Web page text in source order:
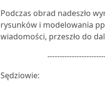
Podczas obrad nadeszło
rysunków i modelowania
wiadomości, przeszło do
Sędziowie: